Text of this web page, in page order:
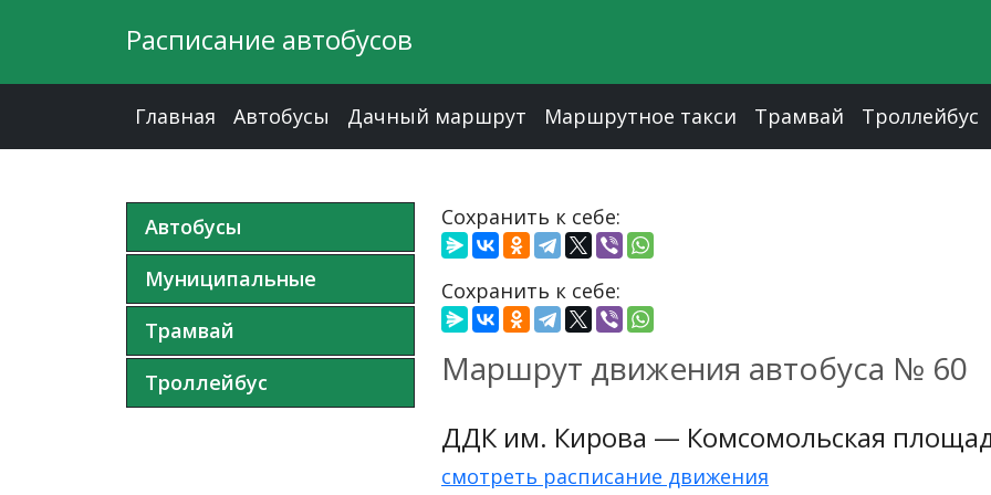
Расписание автобусов
Главная Автобусы Дачный маршрут Маршрутное такси Трамвай Троллейбус
Сохранить к себе:
Сохранить к себе:
Маршрут движения автобуса № 60
ДДК им. Кирова — Комсомольская
смотреть расписание движения
Автобусы
Муниципальные
Трамвай
Троллейбус